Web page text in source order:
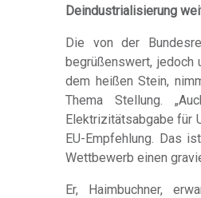
Deindustrialisierung
Die von der
begrüßenswert,
dem heißen Stein,
Thema Stellung.
Elektrizitätsabgabe für
EU-Empfehlung. Das
Wettbewerb einen
Er, Haimbuchner,